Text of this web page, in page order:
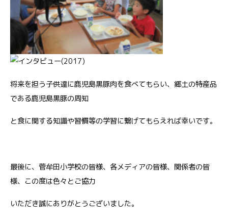
将来を担う子供達に鹿児島黒豚肉を食べてもらい、郷土の特産品
である鹿児島黒豚の周知
と食に関する知識や習慣等の学習に繋げてもらえれば幸いです。
最後に、菅牟田小学校の皆様、各メディアの皆様、関係者の皆
様、この度は色々とご協力
いただき誠にありがとうございました。